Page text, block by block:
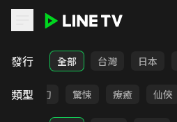
LINE TV - 短劇
發行 全部 台灣 日本
類型奇幻 驚悚 療癒 仙俠